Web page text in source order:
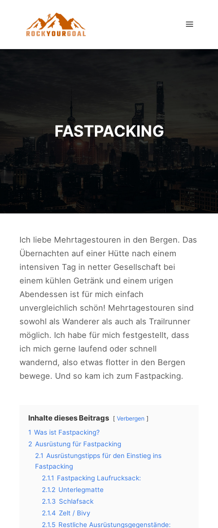
FASTPACKING
Ich liebe Mehrtagestouren in den Bergen. Das
Übernachten auf einer Hütte nach einem
intensiven Tag in netter Gesellschaft bei
einem kühlen Getränk und einem urigen
Abendessen ist für mich einfach
unvergleichlich schön! Mehrtagestouren sind
sowohl als Wanderer als auch als Trailrunner
möglich. Ich habe für mich festgestellt, dass
ich mich gerne laufend oder schnell
wandernd, also etwas flotter in den Bergen
bewege. Und so kam ich zum Fastpacking.
Inhalte dieses Beitrags Verbergen
1 Was ist Fastpacking?
2 Ausrüstung für Fastpacking
2.1 Ausrüstungstipps für den Einstieg ins
Fastpacking
2.1.1 Fastpacking Laufrucksack:
2.1.2 Unterlegmatte
2.1.3 Schlafsack
2.1.4 Zelt / Bivy
2.1.5 Restliche Ausrüstungsgegenstände: